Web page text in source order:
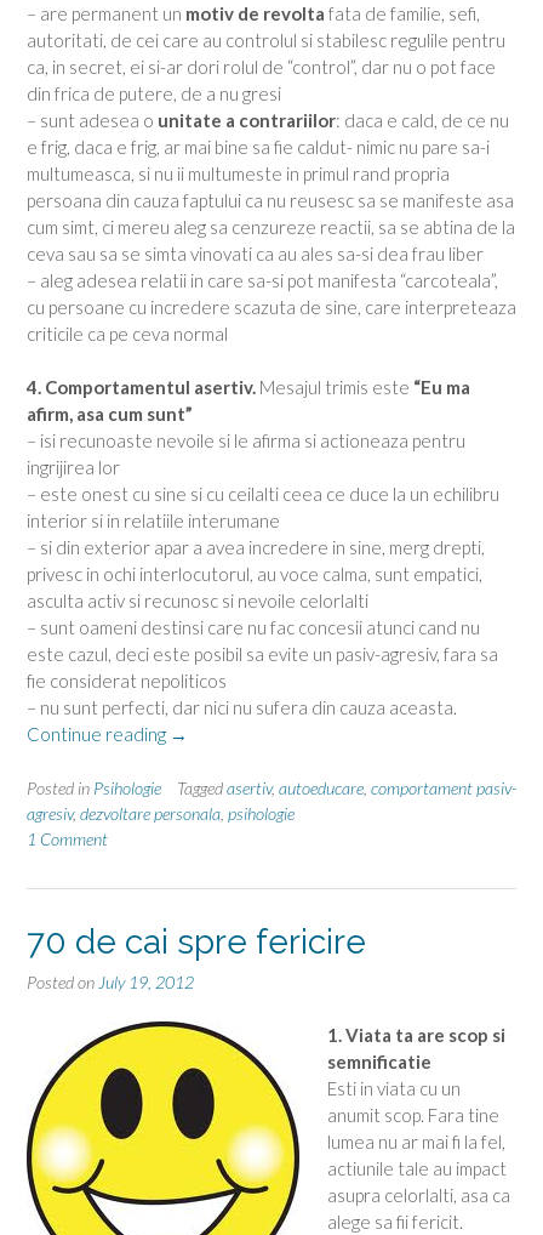
– are permanent un motiv de revolta fata de familie, sefi,
autoritati, de cei care au controlul si stabilesc regulile pentru
ca, in secret, ei si-ar dori rolul de “control”, dar nu o pot face
din frica de putere, de a nu gresi
– sunt adesea o unitate a contrariilor: daca e cald, de ce nu
e frig, daca e frig, ar mai bine sa fie caldut- nimic nu pare sa-i
multumeasca, si nu ii multumeste in primul rand propria
persoana din cauza faptului ca nu reusesc sa se manifeste asa
cum simt, ci mereu aleg sa cenzureze reactii, sa se abtina de la
ceva sau sa se simta vinovati ca au ales sa-si dea frau liber
– aleg adesea relatii in care sa-si pot manifesta “carcoteala”,
cu persoane cu incredere scazuta de sine, care interpreteaza
criticile ca pe ceva normal
4. Comportamentul asertiv. Mesajul trimis este “Eu ma
afirm, asa cum sunt”
– isi recunoaste nevoile si le afirma si actioneaza pentru
ingrijirea lor
– este onest cu sine si cu ceilalti ceea ce duce la un echilibru
interior si in relatiile interumane
– si din exterior apar a avea incredere in sine, merg drepti,
privesc in ochi interlocutorul, au voce calma, sunt empatici,
asculta activ si recunosc si nevoile celorlalti
– sunt oameni destinsi care nu fac concesii atunci cand nu
este cazul, deci este posibil sa evite un pasiv-agresiv, fara sa
fie considerat nepoliticos
– nu sunt perfecti, dar nici nu sufera din cauza aceasta.
Continue reading “Tipuri
comportament”
→
Posted in Psihologie Taggedasertiv, autoeducare comportament pasiv-
agresiv, dezvoltare personala psihologie
1 Comment
70 de cai spre fericire
Posted on July 19, 2012
1. Viata ta are scop si
semnificatie
Esti in viata cu un
anumit scop. Fara tine
lumea nu ar mai fi la fel,
actiunile tale au impact
asupra celorlalti, asa ca
alege sa fii fericit.